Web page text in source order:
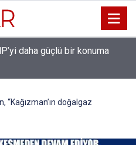
daha güçlü bir konuma
“Kağızman’ın doğalgaz